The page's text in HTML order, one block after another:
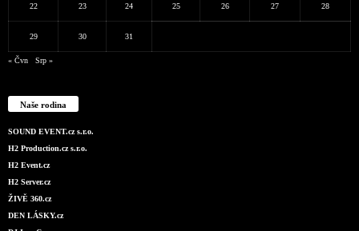
22 23 24 25 26 27 28
29 30 31
« Čvn Srp »
Naše rodina
SOUND EVENT.cz s.r.o.
H2 Production.cz s.r.o.
H2 Event.cz
H2 Server.cz
ŽIVĚ 360.cz
DEN LÁSKY.cz